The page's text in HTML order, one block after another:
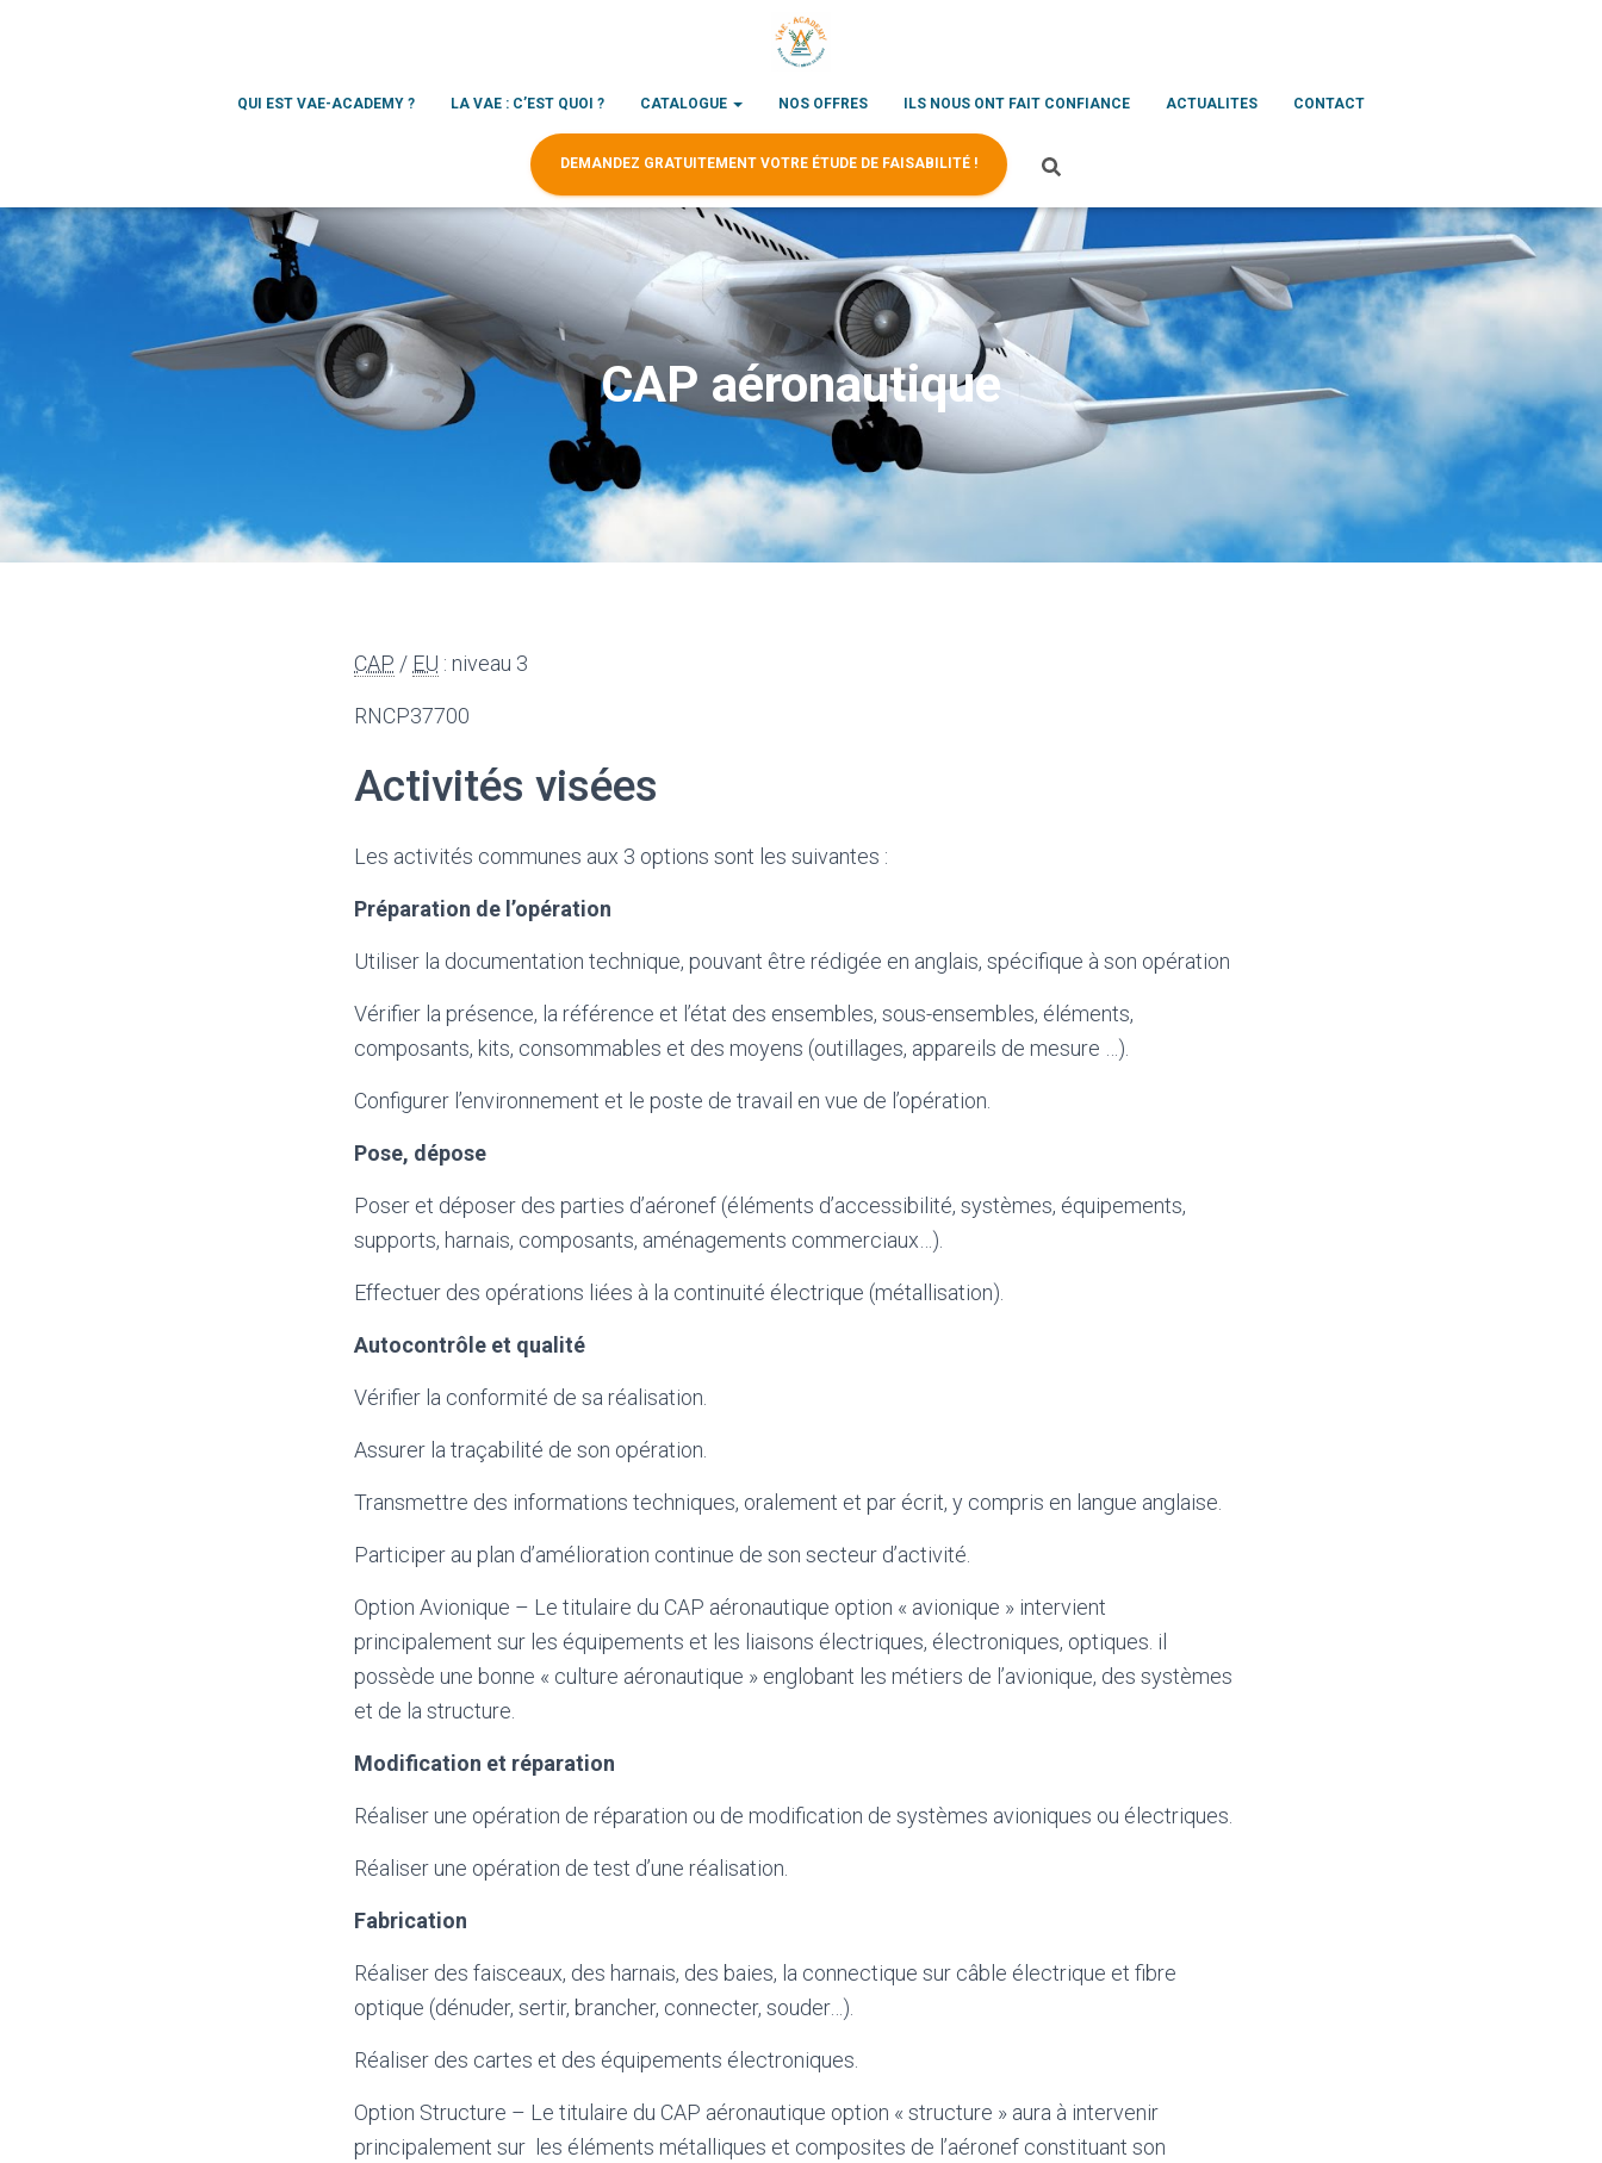
QUI EST VAE-ACADEMY ? LA VAE : C’EST QUOI ? CATALOGUE NOS OFFRES ILS NOUS ONT FAIT CONFIANCE ACTUALITES CONTACT
DEMANDEZ GRATUITEMENT VOTRE ÉTUDE DE FAISABILITÉ !
CAP aéronautique
CAP / EU : niveau 3
RNCP37700
Activités visées
Les activités communes aux 3 options sont les suivantes :
Préparation de l’opération
Utiliser la documentation technique, pouvant être rédigée en anglais, spécifique à son opération
Vérifier la présence, la référence et l’état des ensembles, sous-ensembles, éléments,
composants, kits, consommables et des moyens (outillages, appareils de mesure …).
Configurer l’environnement et le poste de travail en vue de l’opération.
Pose, dépose
Poser et déposer des parties d’aéronef (éléments d’accessibilité, systèmes, équipements,
supports, harnais, composants, aménagements commerciaux…).
Effectuer des opérations liées à la continuité électrique (métallisation).
Autocontrôle et qualité
Vérifier la conformité de sa réalisation.
Assurer la traçabilité de son opération.
Transmettre des informations techniques, oralement et par écrit, y compris en langue anglaise.
Participer au plan d’amélioration continue de son secteur d’activité.
Option Avionique – Le titulaire du CAP aéronautique option « avionique » intervient
principalement sur les équipements et les liaisons électriques, électroniques, optiques. il
possède une bonne « culture aéronautique » englobant les métiers de l’avionique, des systèmes
et de la structure.
Modification et réparation
Réaliser une opération de réparation ou de modification de systèmes avioniques ou électriques.
Réaliser une opération de test d’une réalisation.
Fabrication
Réaliser des faisceaux, des harnais, des baies, la connectique sur câble électrique et fibre
optique (dénuder, sertir, brancher, connecter, souder…).
Réaliser des cartes et des équipements électroniques.
Option Structure – Le titulaire du CAP aéronautique option « structure » aura à intervenir
principalement sur les éléments métalliques et composites de l’aéronef constituant son